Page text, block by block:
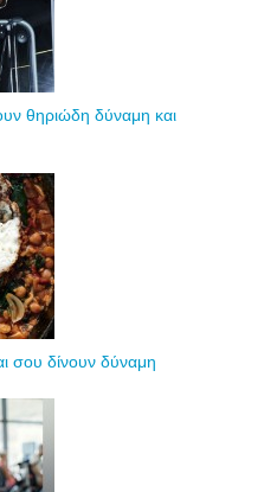
θηριώδη δύναμη και
σου δίνουν δύναμη